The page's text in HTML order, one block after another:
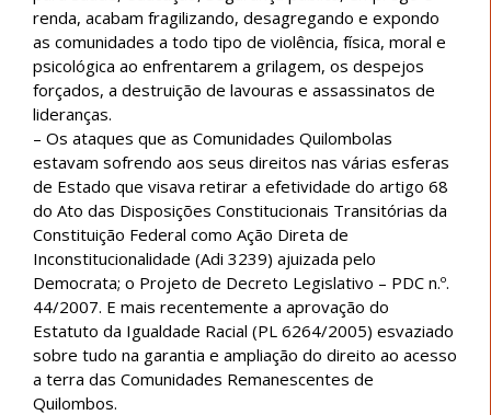
renda, acabam fragilizando, desagregando e expondo
as comunidades a todo tipo de violência, física, moral e
psicológica ao enfrentarem a grilagem, os despejos
forçados, a destruição de lavouras e assassinatos de
lideranças.
– Os ataques que as Comunidades Quilombolas
estavam sofrendo aos seus direitos nas várias esferas
de Estado que visava retirar a efetividade do artigo 68
do Ato das Disposições Constitucionais Transitórias da
Constituição Federal como Ação Direta de
Inconstitucionalidade (Adi 3239) ajuizada pelo
Democrata; o Projeto de Decreto Legislativo – PDC n.º.
44/2007. E mais recentemente a aprovação do
Estatuto da Igualdade Racial (PL 6264/2005) esvaziado
sobre tudo na garantia e ampliação do direito ao acesso
a terra das Comunidades Remanescentes de
Quilombos.